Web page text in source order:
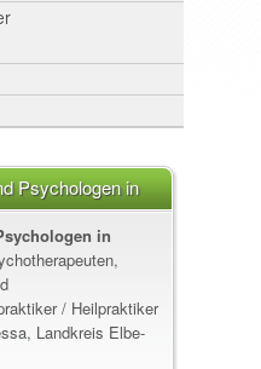
Psychologen in
in
/ Heilpraktiker
Landkreis Elbe-